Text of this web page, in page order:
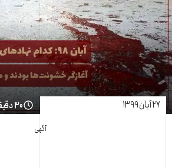
۲۷ آبان ۱۳۹۹ ۳۰ دقیقه
آگهی